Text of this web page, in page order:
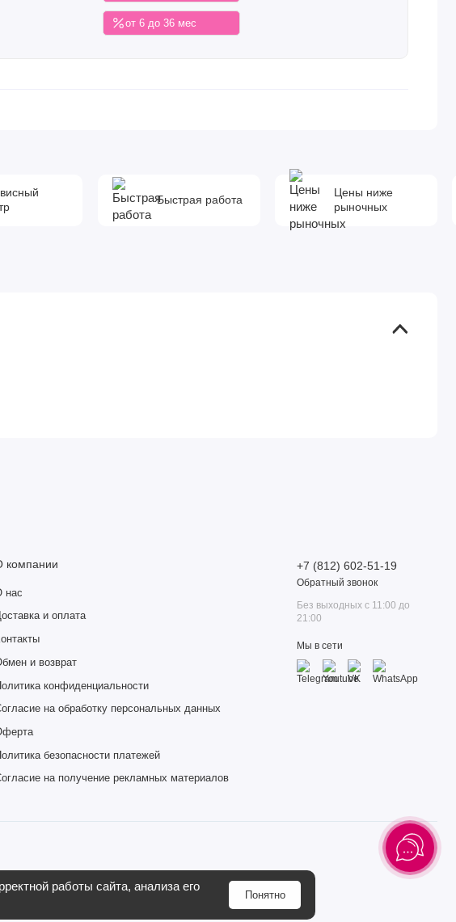
от 6 до 36 мес
Быстрая работа
Цены ниже
рыночных
работы сайта, анализа его
Понятно
компании
нас
и оплата
и возврат
конфиденциальности
на обработку персональных данных
безопасности платежей
на получение рекламных материалов
+7 (812) 602-51-19
Обратный звонок
Без выходных с 11:00 до
21:00
Мы в сети